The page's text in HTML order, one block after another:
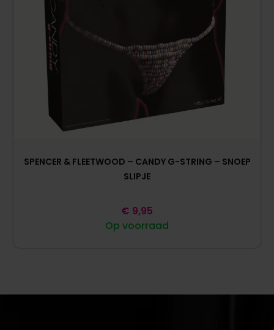
SPENCER & FLEETWOOD – CANDY G-STRING – SNOEP
SLIPJE
Op voorraad
€ 9,95